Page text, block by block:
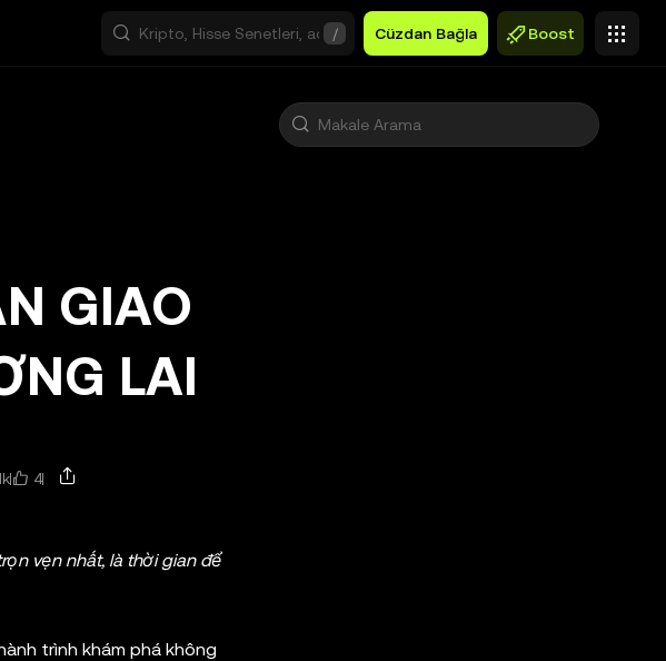
/ Cüzdan Bağla Boost
GIAO
LAI
4
vẹn nhất, là thời gian để
trình khám phá không